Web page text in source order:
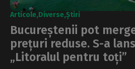
Articole Diverse Știri
Bucureștenii pot
prețuri reduse. S-a
„Litoralul pentru toți”